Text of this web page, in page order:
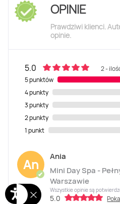
OPINIE
Prawdziwi klienci.
opinie.
5.0
2 -
5 punktów
4 punkty
3 punkty
2 punkty
1 punkt
An
✔
Ania
Mini Day Spa -
Warszawie
Wszystkie opinie są
5.0